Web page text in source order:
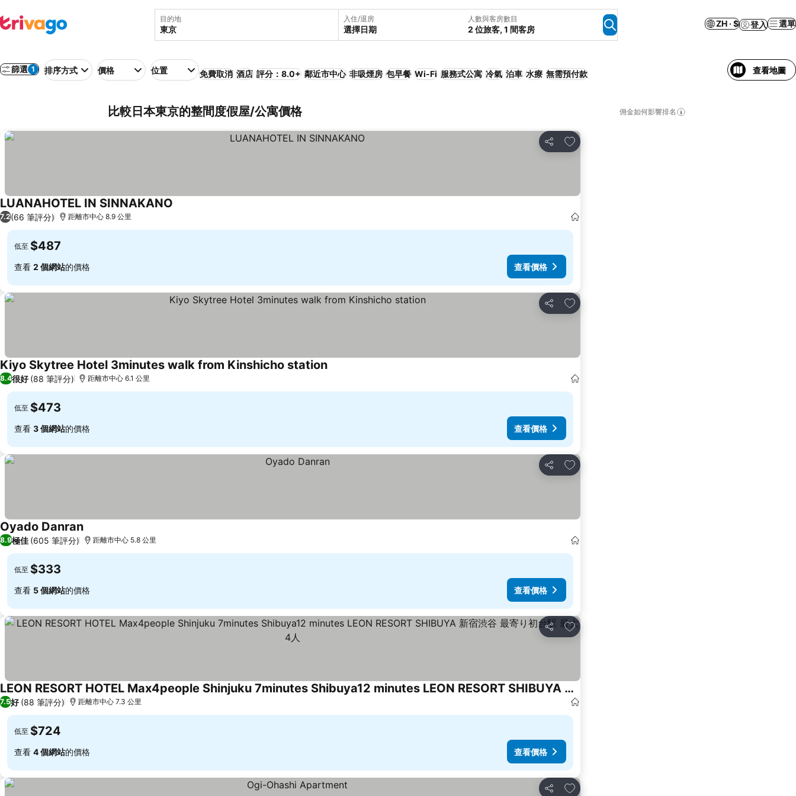
目的地 入住/退房
選擇日期
人數與客房數目
2 位旅客, 1 間客房
ZH · $ 登入 選單
篩選 1 排序方式 價格 位置 免費取消 酒店 評分：8.0+ 鄰近市中心 非吸煙房 包早餐 Wi-Fi 服務式公寓 冷氣 泊車 水療 無需預付款 查看地圖
比較日本東京的整間度假屋/公寓價格 佣金如何影響排名
分享
放到收藏夾
LUANAHOTEL IN SINNAKANO
7.2(66 筆評分) 距離市中心 8.9 公里
低至 $487
查看 2 個網站的價格 查看價格
分享
放到收藏夾
Kiyo Skytree Hotel 3minutes walk from Kinshicho station查看價格
8.4很好 (88 筆評分) 距離市中心 6.1 公里
低至 $473
查看 3 個網站的價格 查看價格
分享
放到收藏夾
Oyado Danran查看價格
8.9極佳 (605 筆評分) 距離市中心 5.8 公里
低至 $333
查看 5 個網站的價格 查看價格
分享
放到收藏夾
LEON RESORT HOTEL Max4people Shinjuku 7minutes Shibuya12 minutes LEON RESORT SHIBUYA 新宿渋谷 最寄り初台駅 最大4人
查看價格
7.5好 (88 筆評分) 距離市中心 7.3 公里
低至 $724
查看 4 個網站的價格 查看價格
分享
放到收藏夾